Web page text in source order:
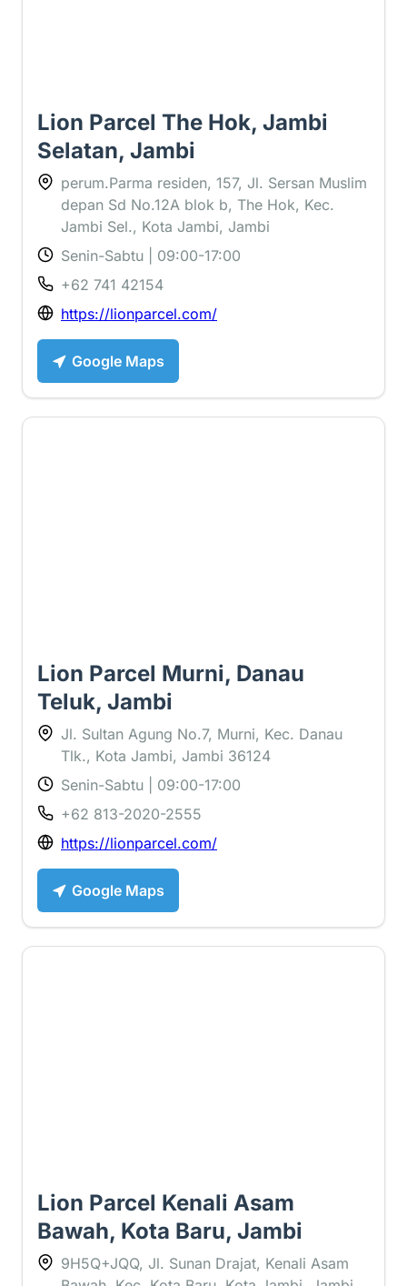
Lion Parcel The Hok, Jambi
Selatan, Jambi
perum.Parma residen, 157, Jl. Sersan Muslim
depan Sd No.12A blok b, The Hok, Kec.
Jambi Sel., Kota Jambi, Jambi
Senin-Sabtu | 09:00-17:00
+62 741 42154
https://lionparcel.com/
Google Maps
Lion Parcel Murni, Danau
Teluk, Jambi
Jl. Sultan Agung No.7, Murni, Kec. Danau
Tlk., Kota Jambi, Jambi 36124
Senin-Sabtu | 09:00-17:00
+62 813-2020-2555
https://lionparcel.com/
Google Maps
Lion Parcel Kenali Asam
Bawah, Kota Baru, Jambi
9H5Q+JQQ, Jl. Sunan Drajat, Kenali Asam